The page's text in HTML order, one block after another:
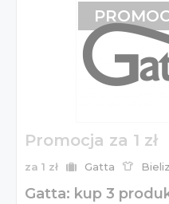
Promocja za 1 zł
za 1 zł Gatta
Gatta: kup 3